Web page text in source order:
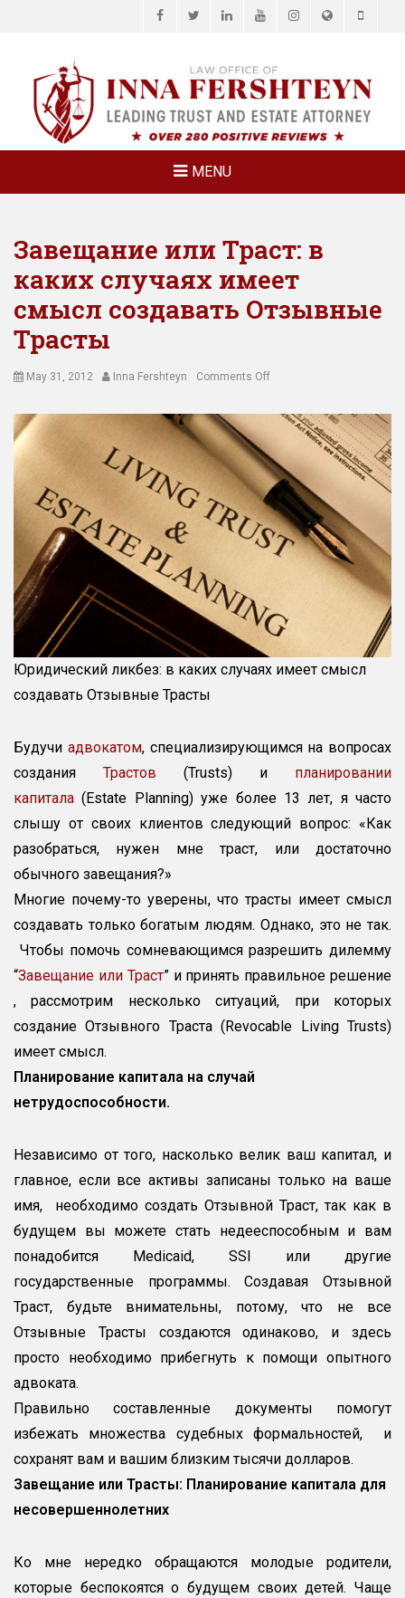
FacebookTwitterLinkedInYouTubeInstagramWebsitePhone
INNA
FERSHTEYN
AND
ASSOCIATES,
MENU
Завещание или Траст: в
каких случаях имеет
смысл создавать Отзывные
Трасты
Posted
May 31, 2012 AuthorInna Fershteyn Comments Offon
или
Траст:
каких
случаях
имеет
смысл
создавать
Юридический ликбез: в каких случаях имеет смысл
создавать Отзывные Трасты
Будучи адвокатом, специализирующимся на вопросах
создания Трастов (Trusts) и планировании
капитала (Estate Planning) уже более 13 лет, я часто
слышу от своих клиентов следующий вопрос: «Как
разобраться, нужен мне траст, или достаточно
обычного завещания?»
Многие почему-то уверены, что трасты имеет смысл
создавать только богатым людям. Однако, это не так.
Чтобы помочь сомневающимся разрешить дилемму
“Завещание или Траст” и принять правильное решение
, рассмотрим несколько ситуаций, при которых
создание Отзывного Траста (Revocable Living Trusts)
имеет смысл.
Планирование капитала на случай
нетрудоспособности.
Независимо от того, насколько велик ваш капитал, и
главное, если вce активы записаны только на ваше
имя, необходимо создать Отзывной Траст, так как в
будущем вы можете стать недееспособным и вам
понадобится Medicaid, SSI или другие
государственные программы. Создавая Отзывной
Траст, будьте внимательны, потому, что не все
Отзывные Трасты создаются одинаково, и здесь
просто необходимо прибегнуть к помощи опытного
адвоката.
Правильно составленные документы помогут
избежать множества судебных формальностей, и
сохранят вам и вашим близким тысячи долларов.
Завещание или Трасты: Планирование капитала для
несовершеннолетних
Ко мне нередко обращаются молодые родители,
которые беспокоятся о будущем своих детей. Чаще